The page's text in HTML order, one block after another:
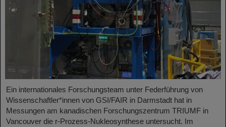
Ein internationales Forschungsteam unter Federführung von
Wissenschaftler*innen von GSI/FAIR in Darmstadt hat in
Messungen am kanadischen Forschungszentrum TRIUMF in
Vancouver die r-Prozess-Nukleosynthese untersucht. Im